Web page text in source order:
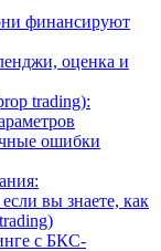
финансируют
оценка и
trading):
ошибки
вы знаете, как
с БКС-